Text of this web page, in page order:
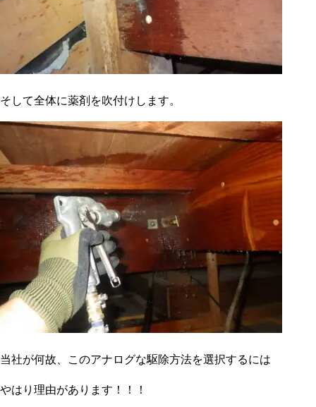
そして全体に薬剤を吹付けします。
当社が何故、このアナログな駆除方法を選択するには
やはり理由があります！！！